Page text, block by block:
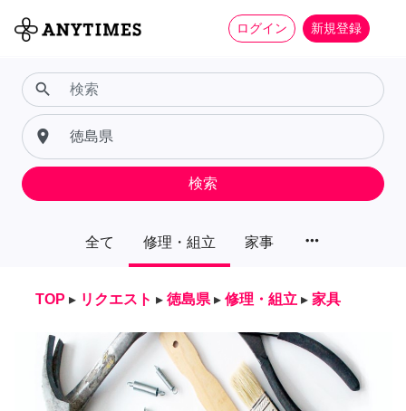
ログイン 新規登録
全て 修理・組立 家事 more_horiz
search
place
検索
TOP ▸ リクエスト ▸ 徳島県 ▸ 修理・組立 ▸ 家具